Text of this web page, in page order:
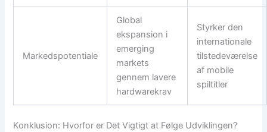
Markedspotentiale
Global
ekspansion i
emerging
markets
gennem lavere
hardwarekrav
Styrker den
internationale
tilstedeværelse
af mobile
spiltitler
Konklusion: Hvorfor er Det Vigtigt at Følge Udviklingen?